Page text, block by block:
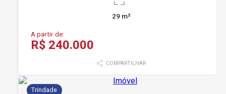
29 m²
A partir de:
R$ 240.000
COMPARTILHAR
Trindade